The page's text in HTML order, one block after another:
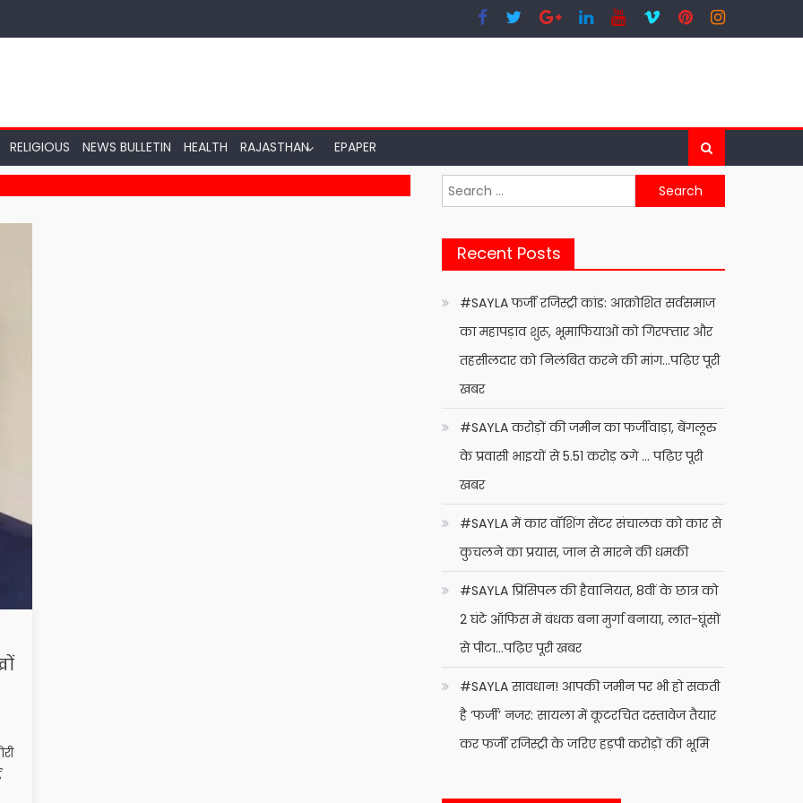
RELIGIOUS NEWS BULLETIN HEALTH RAJASTHAN EPAPER
Search
for:
Recent Posts
#SAYLA फर्जी रजिस्ट्री कांड: आक्रोशित सर्वसमाज
का महापड़ाव शुरू, भूमाफियाओं को गिरफ्तार और
तहसीलदार को निलंबित करने की मांग…पढ़िए पूरी
खबर
#SAYLA करोड़ों की जमीन का फर्जीवाड़ा, बेंगलूरु
के प्रवासी भाइयों से 5.51 करोड़ ठगे … पढ़िए पूरी
खबर
#SAYLA में कार वॉशिंग सेंटर संचालक को कार से
कुचलने का प्रयास, जान से मारने की धमकी
#SAYLA प्रिंसिपल की हैवानियत, 8वीं के छात्र को
2 घंटे ऑफिस में बंधक बना मुर्गा बनाया, लात-घूंसों
से पीटा…पढ़िए पूरी खबर
#SAYLA सावधान! आपकी जमीन पर भी हो सकती
है ‘फर्जी’ नजर: सायला में कूटरचित दस्तावेज तैयार
कर फर्जी रजिस्ट्री के जरिए हड़पी करोड़ों की भूमि